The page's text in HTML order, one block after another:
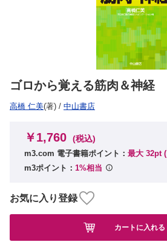
ゴロから覚える筋肉＆神経
高橋 仁美(著) / 中山書店
￥1,760 (税込)
m3.com 電子書籍ポイント： 最大 32pt (
m3ポイント： 1%相当
お気に入り登録
カートに入れる